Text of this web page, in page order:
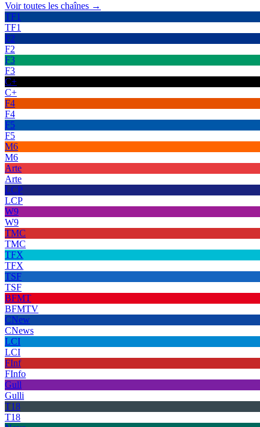
Voir toutes les chaînes →
TF1
TF1
F2
F2
F3
F3
C+
C+
F4
F4
F5
F5
M6
M6
Arte
Arte
LCP
LCP
W9
W9
TMC
TMC
TFX
TFX
TSF
TSF
BFMT
BFMTV
CNew
CNews
LCI
LCI
FInf
FInfo
Gull
Gulli
T18
T18